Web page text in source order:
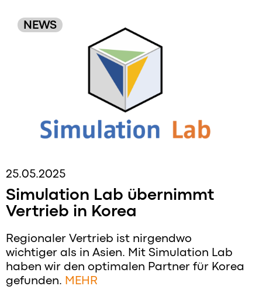
NEWS
25.05.2025
Simulation Lab übernimmt
Vertrieb in Korea
Regionaler Vertrieb ist nirgendwo
wichtiger als in Asien. Mit Simulation Lab
haben wir den optimalen Partner für Korea
gefunden. MEHR